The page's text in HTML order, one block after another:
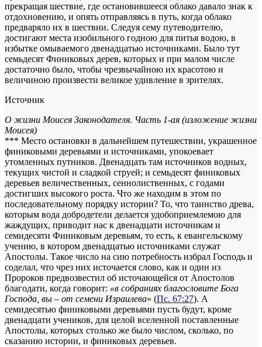
прекращая шествие, где остановившееся облако давало знак к
отдохновению, и опять отправляясь в путь, когда облако
предваряло их в шествии. Следуя сему путеводителю,
достигают места изобильного годною для питья водою, в
избытке омываемого двенадцатью источниками. Было тут
семьдесят Финиковых дерев, которых и при малом числе
достаточно было, чтобы чрезвычайною их красотою и
величиною произвести великое удивление в зрителях.
Источник
О жизни Моисея Законодателя. Часть 1-ая (изложение жизни
Моисея)
*** Место остановки в дальнейшем путешествии, украшенное
финиковыми деревьями и источниками, упокоевает
утомленных путников. Двенадцать там источников водных,
текущих чистой и сладкой струей; и семьдесят финиковых
деревьев величественных, сеннолиственных, с годами
достигших высокого роста. Что же находим в этом по
последовательному порядку истории? То, что таинство древа,
которым вода добродетели делается удобоприемлемою для
жаждущих, приводит нас к двенадцати источникам и
семидесяти Финиковым деревьям, то есть, к евангельскому
учению, в котором двенадцатью источниками служат
Апостолы. Такое число на сию потребность избрал Господь и
соделал, что чрез них источается слово, как и один из
Пророков предвозвестил об источающейся от Апостолов
благодати, когда говорит: «в собраниях благословите Бога
Господа, вы – от семени Израилева» (Пс. 67:27). А
семидесятью финиковыми деревьями пусть будут, кроме
двенадцати учеников, для целой вселенной поставленные
Апостолы, которых столько же было числом, сколько, по
сказанию истории, и финиковых деревьев.